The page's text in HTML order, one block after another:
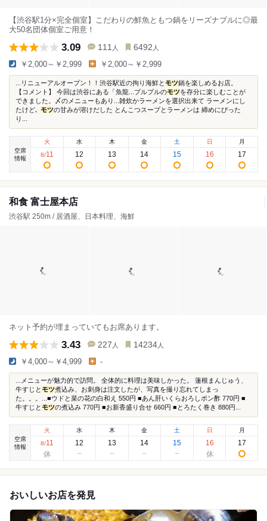
【渋谷駅1分×完全個室】こだわりの鮮魚ともつ鍋をリーズナブルに◎最
大50名団体個室ご用意！
3.09 111 人 6492 人
￥2,000～￥2,999 ￥2,000～￥2,999
...リニューアルオープン！！渋谷駅近の拘り海鮮とモツ鍋を楽しめるお店。
【コメント】 今回は渋谷にある「魚龍...プルプルのモツを存分に楽しむことが
できました。〆のメニューもあり...雑炊かラーメンを選択出来て ラーメンにし
たけど､ モツの甘みが溶けだした とんこつスープとラーメンは 締めにぴった
り...
空席
情報
火
8/11
水
12
木
13
金
14
土
15
日
16
月
17
和食 富士屋本店
渋谷駅 250m / 居酒屋、日本料理、海鮮
ネット予約が埋まっていてもお席あります。
3.43 227 人 14234 人
￥4,000～￥4,999 -
...メニューが魅力的で訪問。 全体的に料理は美味しかった。 蓮根まんじゅう、
牛すじとモツ煮込み、お刺身は注文したが、写真を撮り忘れてしまっ
た。。。...■ウドと菜の花の白和え 550円 ■あん肝いくらおろしポン酢 770円 ■
牛すじとモツの煮込み 770円 ■お新香盛り合せ 660円 ■とろたく巻き 880円...
空席
情報
火
8/11
水
12
木
13
金
14
土
15
日
16
月
17
おいしいお店を発見